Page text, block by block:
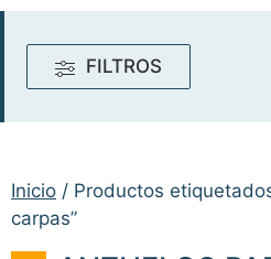
Inicio / Productos
carpas”
FILTROS